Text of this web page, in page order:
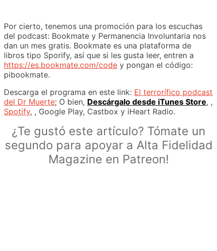
Por cierto, tenemos una promoción para los escuchas
del podcast: Bookmate y Permanencia Involuntaria nos
dan un mes gratis. Bookmate es una plataforma de
libros tipo Sporify, así que si les gusta leer, entren a
https://es.bookmate.com/code y pongan el código:
pibookmate.
Descarga el programa en este link: El terrorífico podcast
del Dr Muerte; O bien, Descárgalo desde iTunes Store, ,
Spotify, , Google Play, Castbox y iHeart Radio.
¿Te gustó este artículo? Tómate un
segundo para apoyar a Alta Fidelidad
Magazine en Patreon!